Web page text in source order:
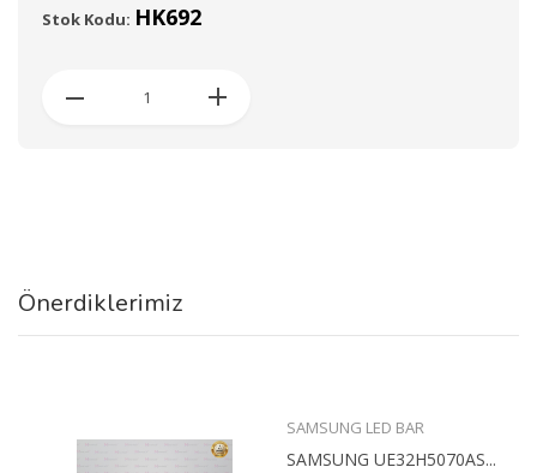
Stok Kodu: HK692
Önerdiklerimiz
SAMSUNG LED BAR
SAMSUNG UE32H5070AS...